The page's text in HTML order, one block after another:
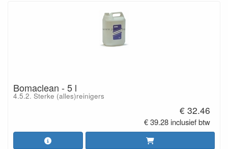
Bomaclean - 5 l
4.5.2. Sterke (alles)reinigers
€ 32.46
€ 39.28 inclusief btw